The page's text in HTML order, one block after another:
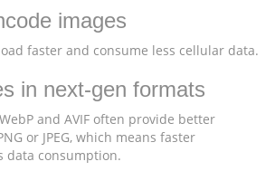
images
faster and consume less cellular data.
in next-gen formats
and AVIF often provide better
or JPEG, which means faster
data consumption.